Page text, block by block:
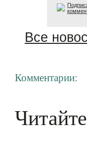
Все
Комментарии: